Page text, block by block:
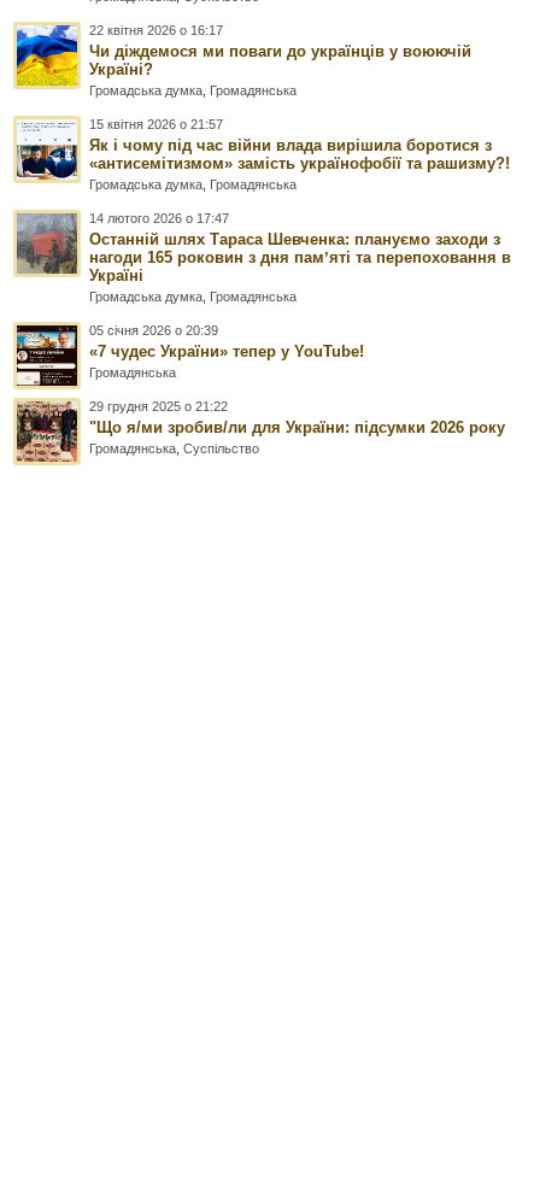
22 квітня 2026 о 16:17
Чи діждемося ми поваги до українців у воюючій
Україні?
Громадська думка Громадянська
15 квітня 2026 о 21:57
Як і чому під час війни влада вирішила боротися з
«антисемітизмом» замість українофобії та рашизму?!
Громадська думка Громадянська
14 лютого 2026 о 17:47
Останній шлях Тараса Шевченка: плануємо заходи з
нагоди 165 роковин з дня памʼяті та перепоховання в
Україні
Громадська думка Громадянська
05 січня 2026 о 20:39
«7 чудес України» тепер у YouTube!
Громадянська
29 грудня 2025 о 21:22
"Що я/ми зробив/ли для України: підсумки 2026 року
Громадянська ,Суспільство